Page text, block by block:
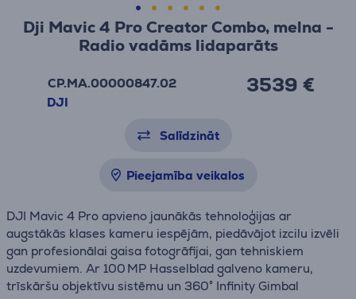
Dji Mavic 4 Pro Creator Combo, melna -
Radio vadāms lidaparāts
CP.MA.00000847.02
DJI
3539 €
Salīdzināt
Pieejamība veikalos
DJI Mavic 4 Pro apvieno jaunākās tehnoloģijas ar
augstākās klases kameru iespējām, piedāvājot izcilu izvēli
gan profesionālai gaisa fotogrāfijai, gan tehniskiem
uzdevumiem. Ar 100 MP Hasselblad galveno kameru,
trīskāršu objektīvu sistēmu un 360° Infinity Gimbal